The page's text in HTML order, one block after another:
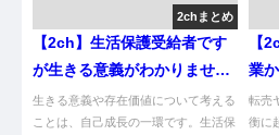
2chまとめ
【2ch】生活保護受給者です
が生きる意義がわかりません
僕の日本への存在価値ってあ
りますか？😭
生きる意義や存在価値について考える
ことは、自己成長の一環です。生活保
【
業
よ
る“
転売
衡に